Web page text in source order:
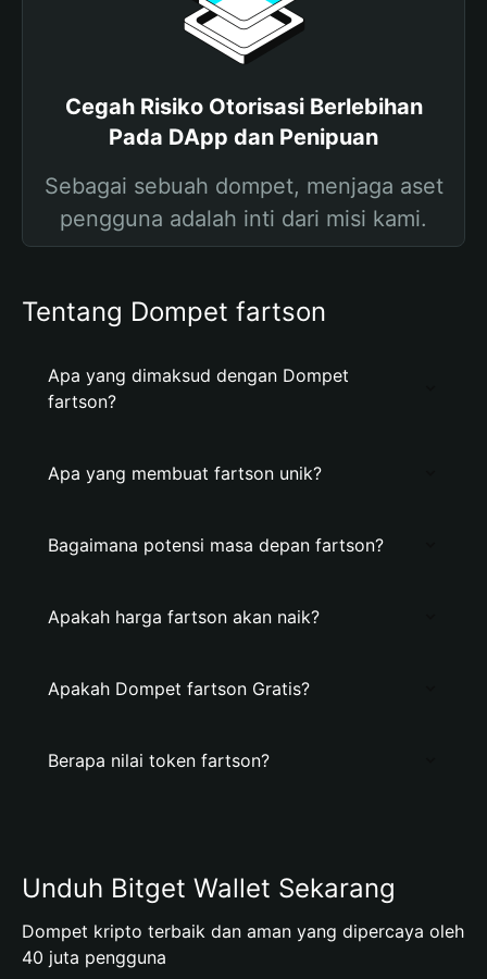
Cegah Risiko Otorisasi Berlebihan
Pada DApp dan Penipuan
Sebagai sebuah dompet, menjaga aset
pengguna adalah inti dari misi kami.
Tentang Dompet fartson
Apa yang dimaksud dengan Dompet
fartson?
Apa yang membuat fartson unik?
Bagaimana potensi masa depan fartson?
Apakah harga fartson akan naik?
Apakah Dompet fartson Gratis?
Berapa nilai token fartson?
Unduh Bitget Wallet Sekarang
Dompet kripto terbaik dan aman yang dipercaya oleh
40 juta pengguna